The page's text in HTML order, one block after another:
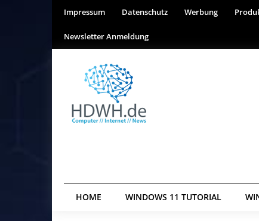
Impressum Datenschutz Werbung
Newsletter Anmeldung
HOME WINDOWS 11 TUTORIAL